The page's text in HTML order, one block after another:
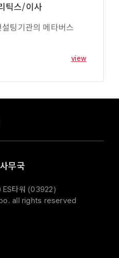
틱스/이사
팅기관의 메타버스
view
무국
ES타워 (03922)
all rights reserved